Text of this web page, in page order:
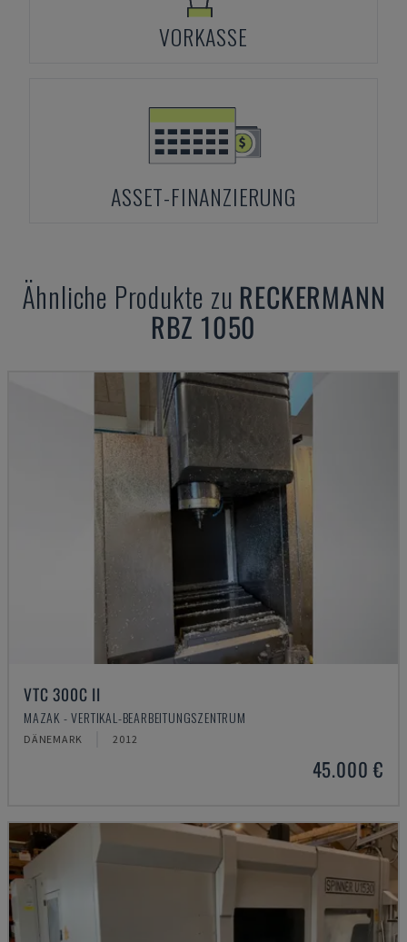
VORKASSE
ASSET-FINANZIERUNG
Ähnliche Produkte zu RECKERMANN
RBZ 1050
VTC 300C II
MAZAK - VERTIKAL-BEARBEITUNGSZENTRUM
DÄNEMARK 2012
45.000 €